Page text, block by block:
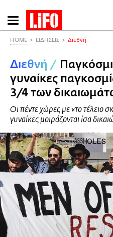
Παράκαμψη
προς
περιεχόμενο
HOME ΕΙΔΗΣΕΙΣ Διεθνή
Διεθνή /
γυναίκες
3/4 των
Οι πέντε χώρες με «το τέλειο
γυναίκες μοιράζονται ίσα